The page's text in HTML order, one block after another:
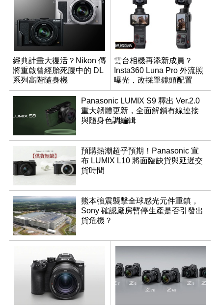
經典計畫大復活？Nikon 傳
將重啟曾經胎死腹中的 DL
系列高階隨身機
雲台相機再添新成員？
Insta360 Luna Pro 外流照
曝光，改採單鏡頭配置
Panasonic LUMIX S9 釋出 Ver.2.0
重大韌體更新，全面解鎖有線連接
與隨身色調編輯
預購熱潮超乎預期！Panasonic 宣
布 LUMIX L10 將面臨缺貨與延遲交
貨時間
熊本強震襲擊全球感光元件重鎮，
Sony 確認廠房暫停生產是否引發出
貨危機？